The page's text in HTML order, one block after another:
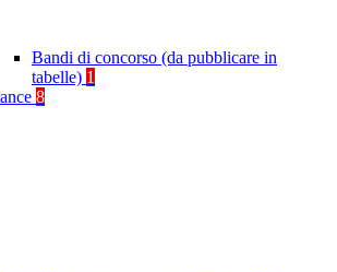
Bandi di concorso (da pubblicare in
tabelle) 1
8